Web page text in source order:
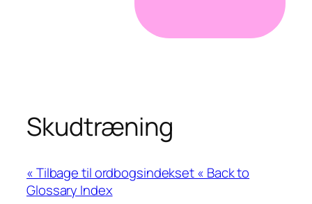
Skudtræning
« Back to
Glossary Index